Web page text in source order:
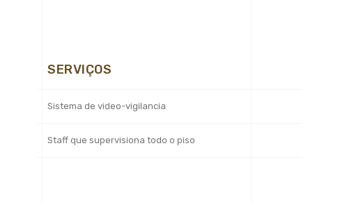
SERVIÇOS
Sistema de video-vigilancia
Staff que supervisiona todo o piso